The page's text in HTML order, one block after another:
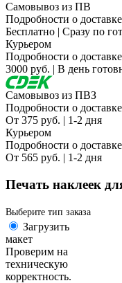
Самовывоз из ПВ
Подробности о
Бесплатно | Сразу по
Курьером
Подробности о
3000 руб. | В день
Самовывоз из ПВЗ
Подробности о
От 375 руб. | 1-2 дня
Курьером
Подробности о
От 565 руб. | 1-2 дня
Печать наклеек
Выберите тип заказа
Загрузить
макет
Проверим на
техническую
корректность.